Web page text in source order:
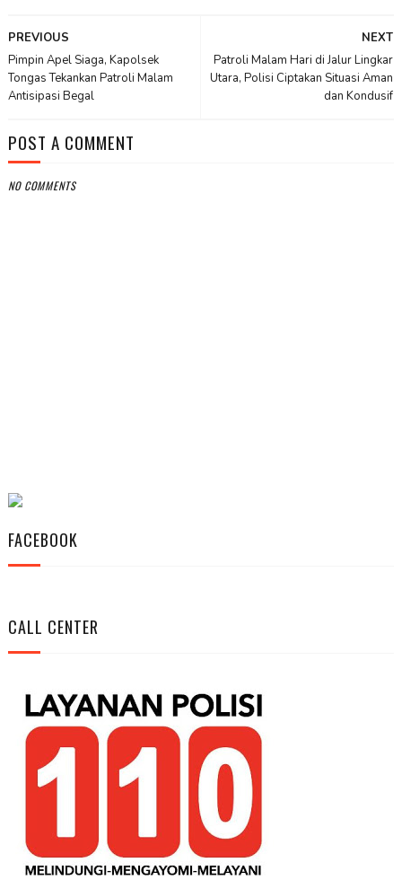
NEXT
Patroli Malam Hari di Jalur Lingkar
Utara, Polisi Ciptakan Situasi Aman
dan Kondusif
PREVIOUS
Pimpin Apel Siaga, Kapolsek
Tongas Tekankan Patroli Malam
Antisipasi Begal
POST A COMMENT
NO COMMENTS
FACEBOOK
CALL CENTER